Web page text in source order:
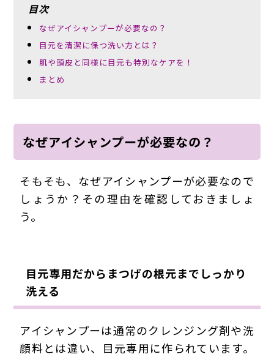
目次
なぜアイシャンプーが必要なの？
目元を清潔に保つ洗い方とは？
肌や頭皮と同様に目元も特別なケアを！
まとめ
なぜアイシャンプーが必要なの？
そもそも、なぜアイシャンプーが必要なので
しょうか？その理由を確認しておきましょ
う。
目元専用だからまつげの根元までしっかり
洗える
アイシャンプーは通常のクレンジング剤や洗
顔料とは違い、目元専用に作られています。